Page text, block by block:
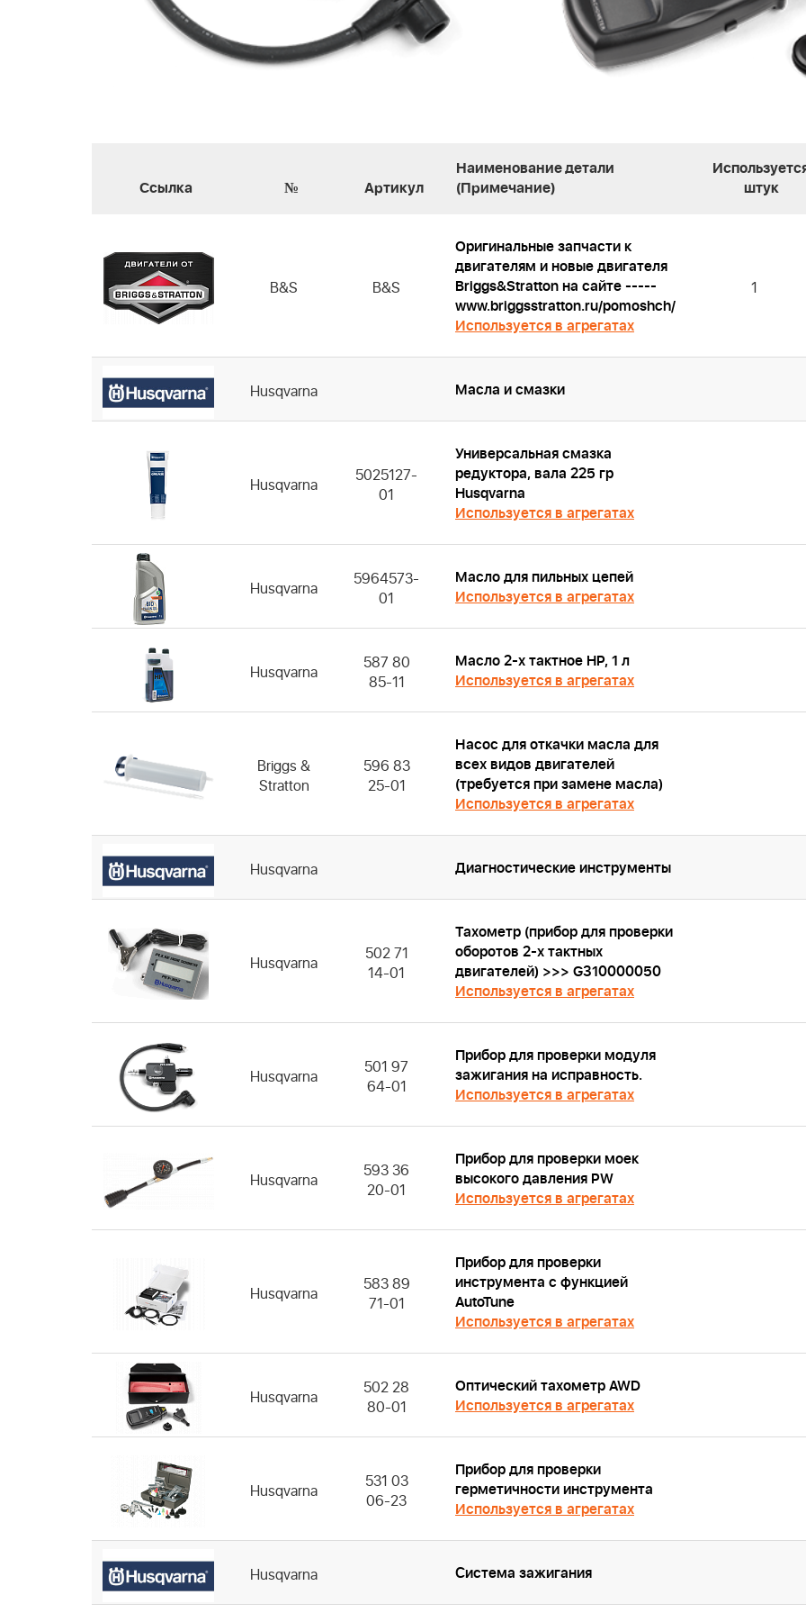
Ссылка № Артикул
Наименование детали
(Примечание)
штук
B&S B&S
Оригинальные запчасти к
двигателям и новые двигателя
Briggs&Stratton на сайте -----
www.briggsstratton.ru/pomoshch/
Используется в агрегатах
1
Husqvarna Масла и смазки
Husqvarna
5025127-
01
Универсальная смазка
редуктора, вала 225 гр
Husqvarna
Используется в агрегатах
Husqvarna
5964573-
01
Масло для пильных цепей
Используется в агрегатах
Husqvarna
587 80
85-11
Масло 2-х тактное HP, 1 л
Используется в агрегатах
Briggs &
Stratton
596 83
25-01
Насос для откачки масла для
всех видов двигателей
(требуется при замене масла)
Используется в агрегатах
Husqvarna Диагностические инструменты
Husqvarna
502 71
14-01
Тахометр (прибор для проверки
оборотов 2-х тактных
двигателей) >>> G310000050
Используется в агрегатах
Husqvarna
501 97
64-01
Прибор для проверки модуля
зажигания на исправность.
Используется в агрегатах
Husqvarna
593 36
20-01
Прибор для проверки моек
высокого давления PW
Используется в агрегатах
Husqvarna
583 89
71-01
Прибор для проверки
инструмента с функцией
AutoTune
Используется в агрегатах
Husqvarna
502 28
80-01
Оптический тахометр AWD
Используется в агрегатах
Husqvarna
531 03
06-23
Прибор для проверки
герметичности инструмента
Используется в агрегатах
Husqvarna Система зажигания